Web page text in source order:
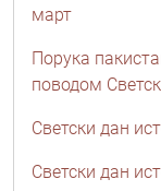
март
Порука
поводом
Светски дан
Светски дан